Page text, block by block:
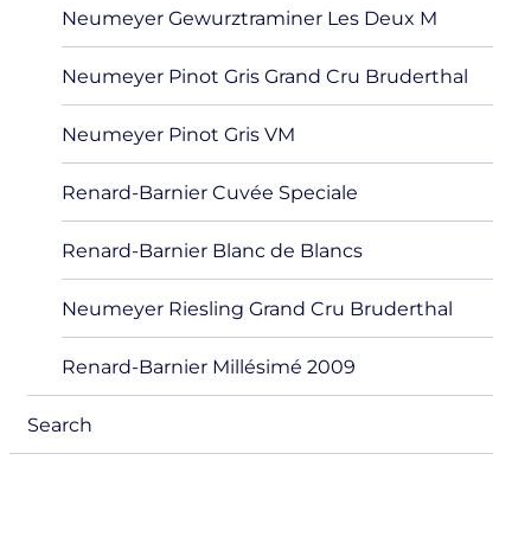
Neumeyer Gewurztraminer Les Deux M
Neumeyer Pinot Gris Grand Cru Bruderthal
Neumeyer Pinot Gris VM
Renard-Barnier Cuvée Speciale
Renard-Barnier Blanc de Blancs
Neumeyer Riesling Grand Cru Bruderthal
Renard-Barnier Millésimé 2009
Search